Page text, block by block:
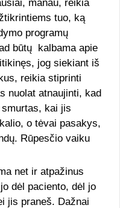
manau, reikia
tuo, ką
programų
būtų kalbama apie
jog siekiant iš
reikia stiprinti
nuolat atnaujinti, kad
kai jis
o tėvai pasakys,
Rūpesčio vaiku
net ir atpažinus
dėl paciento, dėl jo
jis praneš. Dažnai